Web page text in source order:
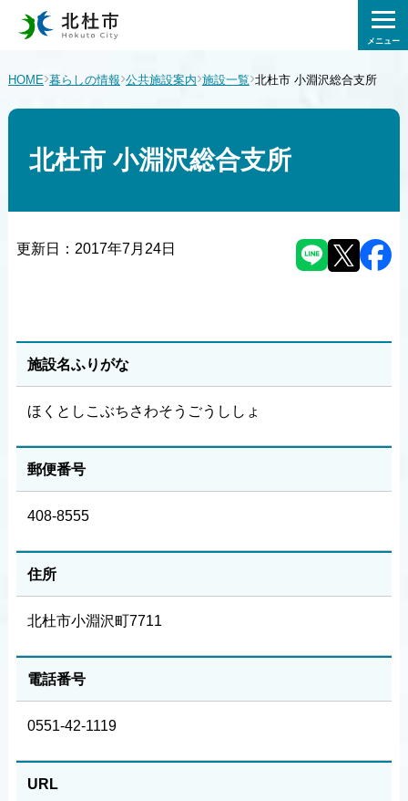
メニュー
HOME›暮らしの情報›公共施設案内›施設一覧›北杜市 小淵沢総合支所
北杜市 小淵沢総合支所
更新日： 2017年7月24日
施設名ふりがな
ほくとしこぶちさわそうごうししょ
郵便番号
408-8555
住所
北杜市小淵沢町7711
電話番号
0551-42-1119
URL